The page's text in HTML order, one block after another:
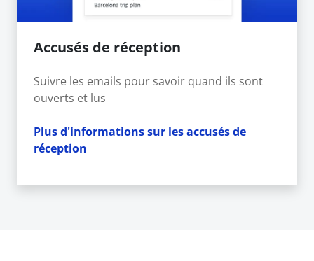
Accusés de réception
Suivre les emails pour savoir quand ils sont
ouverts et lus
Plus d'informations sur les accusés de
réception